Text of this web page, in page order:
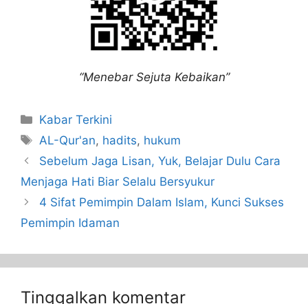
“Menebar Sejuta Kebaikan”
Kabar Terkini
AL-Qur'an, hadits, hukum
Sebelum Jaga Lisan, Yuk, Belajar Dulu Cara
Menjaga Hati Biar Selalu Bersyukur
4 Sifat Pemimpin Dalam Islam, Kunci Sukses
Pemimpin Idaman
Tinggalkan komentar